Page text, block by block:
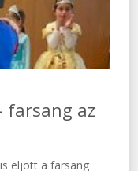
farsang az
eljött a farsang